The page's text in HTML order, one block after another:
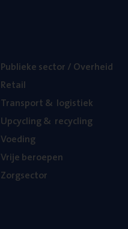
Publie­ke sec­tor / Overheid
Retail
Trans­port& logistiek
Upcy­cling& recycling
Voe­ding
Vrije beroe­pen
Zorg­sec­tor